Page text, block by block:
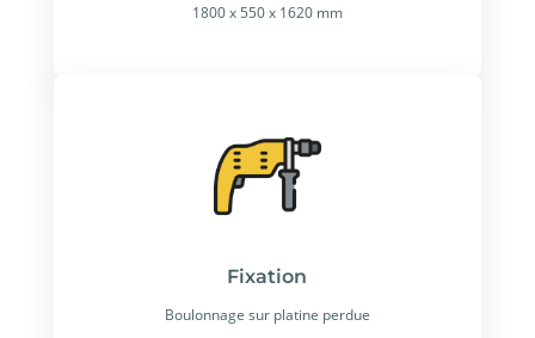
1800 x 550 x 1620 mm
Fixation
Boulonnage sur platine perdue